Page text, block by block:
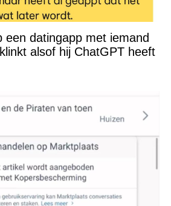
een datingapp met iemand
alsof hij ChatGPT heeft